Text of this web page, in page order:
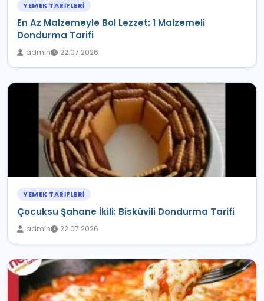
YEMEK TARIFLERI
En Az Malzemeyle Bol Lezzet: 1 Malzemeli
Dondurma Tarifi
admin 22.07.2026
YEMEK TARIFLERI
Çocuksu Şahane İkili: Bisküvili Dondurma Tarifi
admin 22.07.2026